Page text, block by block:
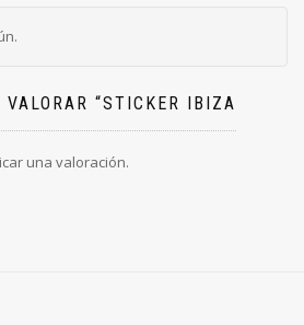
“STICKER IBIZA
una valoración.